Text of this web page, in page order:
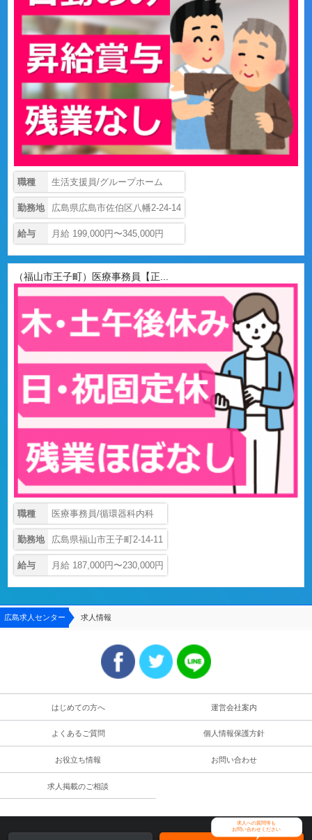
職種 生活支援員/グループホーム
勤務地 広島県広島市佐伯区八幡2-24-14
給与 月給 199,000円〜345,000円
（福山市王子町）医療事務員【正...
職種 医療事務員/循環器科内科
勤務地 広島県福山市王子町2-14-11
給与 月給 187,000円〜230,000円
広島求人センター 求人情報
はじめての方へ 運営会社案内
よくあるご質問 個人情報保護方針
お役立ち情報 お問い合わせ
求人掲載のご相談
求人への質問等も
お問い合わせください